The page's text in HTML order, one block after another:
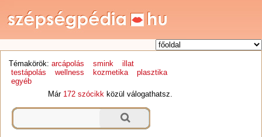
Témakörök: arcápolás smink
illat
testápolás
wellness kozmetika
plasztika
egyéb
Már 172 szócikk közül válogathatsz.